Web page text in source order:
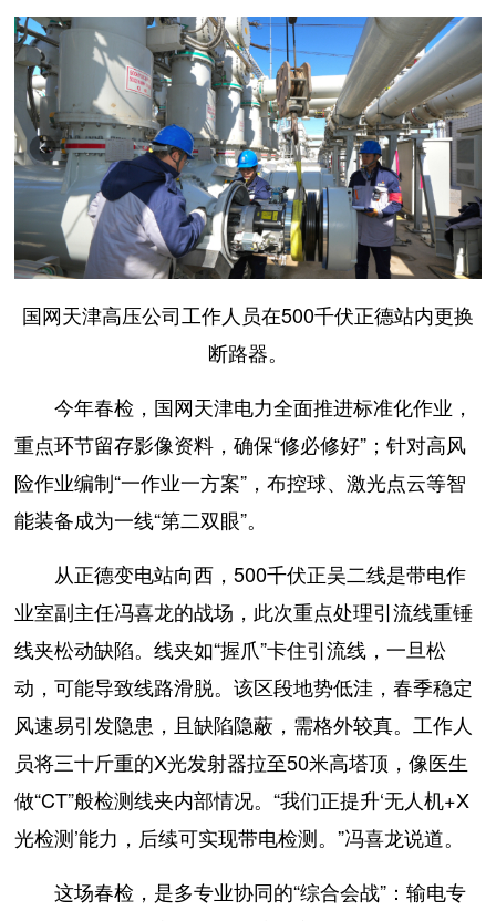
国网天津高压公司工作人员在500千伏正德站内更换
断路器。
今年春检，国网天津电力全面推进标准化作业，
重点环节留存影像资料，确保“修必修好”；针对高风
险作业编制“一作业一方案”，布控球、激光点云等智
能装备成为一线“第二双眼”。
从正德变电站向西，500千伏正吴二线是带电作
业室副主任冯喜龙的战场，此次重点处理引流线重锤
线夹松动缺陷。线夹如“握爪”卡住引流线，一旦松
动，可能导致线路滑脱。该区段地势低洼，春季稳定
风速易引发隐患，且缺陷隐蔽，需格外较真。工作人
员将三十斤重的X光发射器拉至50米高塔顶，像医生
做“CT”般检测线夹内部情况。“我们正提升‘无人机+X
光检测’能力，后续可实现带电检测。”冯喜龙说道。
这场春检，是多专业协同的“综合会战”：输电专